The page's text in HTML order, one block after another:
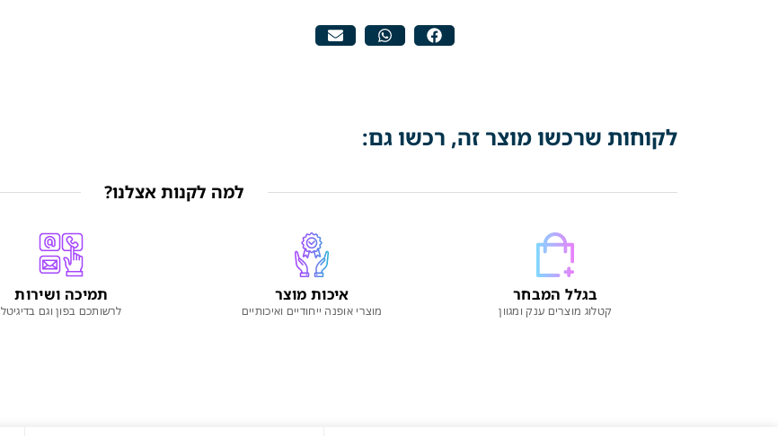
לקוחות שרכשו מוצר זה, רכשו גם:
למה לקנות אצלנו?
בגלל המבחר
קטלוג מוצרים ענק ומגוון
איכות מוצר
מוצרי אופנה ייחודיים ואיכותיים
תמיכה ושירות
לרשותכם בפון וגם בדיגיטל